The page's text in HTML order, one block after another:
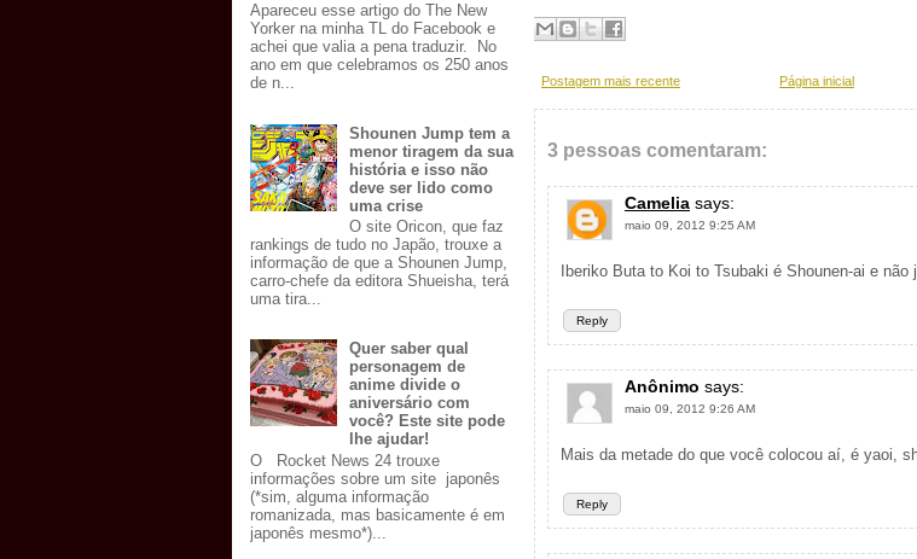
Apareceu esse artigo do The New
Yorker na minha TL do Facebook e
achei que valia a pena traduzir. No
ano em que celebramos os 250 anos
de n...
Shounen Jump tem a
menor tiragem da sua
história e isso não
deve ser lido como
uma crise
O site Oricon, que faz
rankings de tudo no Japão, trouxe a
informação de que a Shounen Jump,
carro-chefe da editora Shueisha, terá
uma tira...
Quer saber qual
personagem de
anime divide o
aniversário com
você? Este site pode
lhe ajudar!
O Rocket News 24 trouxe
informações sobre um site japonês
(*sim, alguma informação
romanizada, mas basicamente é em
japonês mesmo*)...
Postagem mais recente Página inicial
3 pessoas comentaram:
Camelia says:
maio 09, 2012 9:25 AM
Reply
Iberiko Buta to Koi to Tsubaki é Shounen-ai e não
Anônimo says:
maio 09, 2012 9:26 AM
Reply
Mais da metade do que você colocou aí, é yaoi,